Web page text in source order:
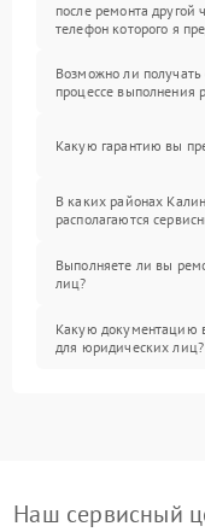
после ремонта другой
телефон которого я
Возможно ли получать
процессе выполнения
Какую гарантию вы
В каких районах
располагаются
Выполняете ли вы
лиц?
Какую документацию
для юридических лиц?
Наш сервисный